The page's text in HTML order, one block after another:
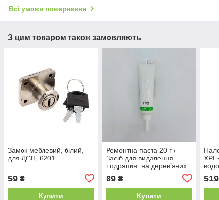
Всі умови повернення
З цим товаром також замовляють
Замок меблевий, білий,
для ДСП, 6201
59 ₴
Купити
Ремонтна паста 20 г /
Засіб для видалення
подряпин на дерев’яних
89₴
Купити
519